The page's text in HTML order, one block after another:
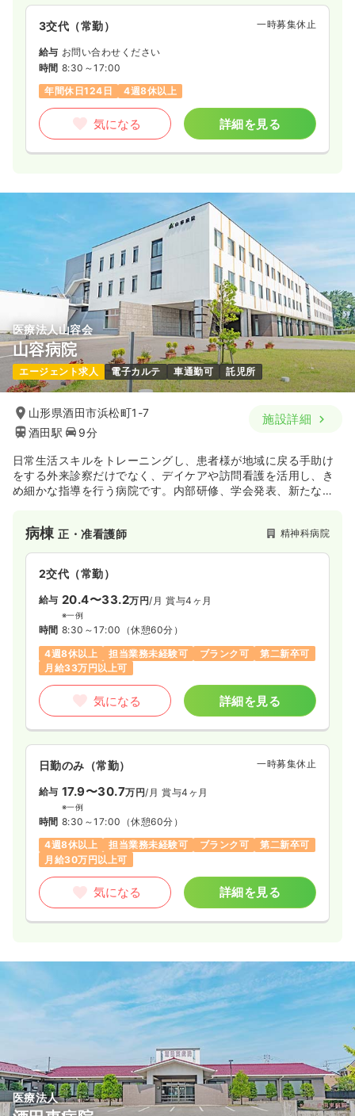
3交代（常勤） 一時募集休止
給与 お問い合わせください
時間 8:30～17:00
年間休日124日
4週8休以上
気になる 詳細を見る
医療法人山容会
山容病院
エージェント求人 電子カルテ 車通勤可 託児所
山形県酒田市浜松町1-7
酒田駅
9分
施設詳細
日常生活スキルをトレーニングし、患者様が地域に戻る手助け
をする外来診察だけでなく、デイケアや訪問看護を活用し、き
め細かな指導を行う病院です。内部研修、学会発表、新たな資
体制を整えています。
病棟正・准看護師 精神科病院
2交代（常勤）
給与 20.4〜33.2万円/月 賞与4ヶ月
※一例
時間 8:30～17:00 （休憩60分）
4週8休以上
担当業務未経験可 ブランク可
第二新卒可
月給33万円以上可
気になる 詳細を見る
日勤のみ（常勤） 一時募集休止
給与 17.9〜30.7万円/月 賞与4ヶ月
※一例
時間 8:30～17:00 （休憩60分）
4週8休以上
担当業務未経験可 ブランク可
第二新卒可
月給30万円以上可
気になる 詳細を見る
医療法人